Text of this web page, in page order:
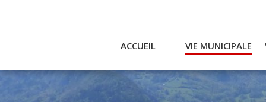
ACCUEIL VIE MUNICIPALE
Actualités et agenda
Conseil municipal